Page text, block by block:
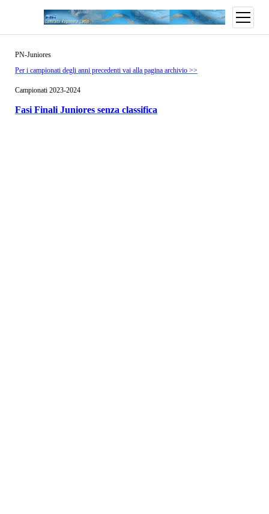
open
menu
PN-Juniores
Per i campionati degli anni precedenti vai alla pagina archivio >>
Campionati 2023-2024
Fasi Finali Juniores senza classifica